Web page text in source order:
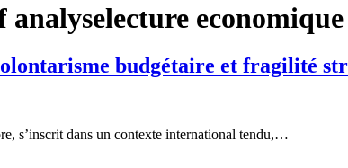
budgétaire et fragilité
s’inscrit dans un contexte international tendu,…